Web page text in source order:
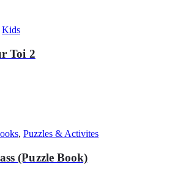
Kids
Toi 2
, Puzzles & Activites
(Puzzle Book)